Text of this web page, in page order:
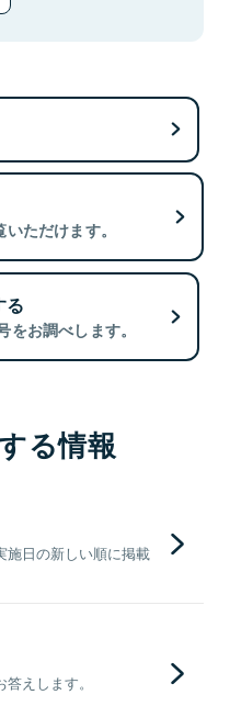
ただけます。
る
お調べします。
る情報
施日の新しい順に掲載
えします。